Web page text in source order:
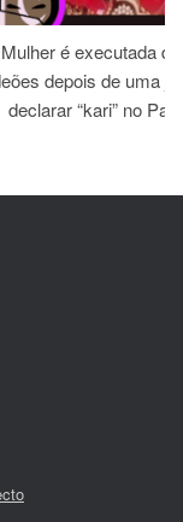
Mulher é executada
depois de uma
declarar “kari” no